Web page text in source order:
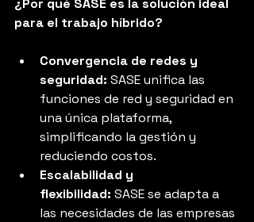
¿Por qué SASE es la solución ideal
para el trabajo híbrido?
Convergencia de redes y
seguridad: SASE unifica las
funciones de red y seguridad en
una única plataforma,
simplificando la gestión y
reduciendo costos.
Escalabilidad y
flexibilidad: SASE se adapta a
las necesidades de las empresas